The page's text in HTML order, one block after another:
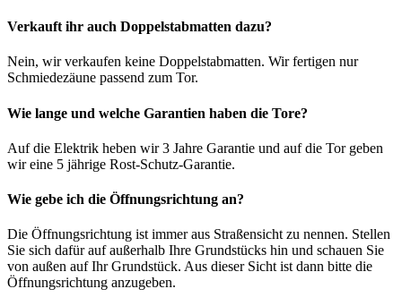
Verkauft ihr auch Doppelstabmatten dazu?
Nein, wir verkaufen keine Doppelstabmatten. Wir fertigen nur
Schmiedezäune passend zum Tor.
Wie lange und welche Garantien haben die Tore?
Auf die Elektrik heben wir 3 Jahre Garantie und auf die Tor geben
wir eine 5 jährige Rost-Schutz-Garantie.
Wie gebe ich die Öffnungsrichtung an?
Die Öffnungsrichtung ist immer aus Straßensicht zu nennen. Stellen
Sie sich dafür auf außerhalb Ihre Grundstücks hin und schauen Sie
von außen auf Ihr Grundstück. Aus dieser Sicht ist dann bitte die
Öffnungsrichtung anzugeben.